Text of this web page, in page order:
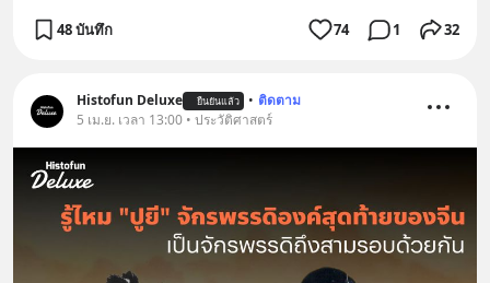
48 บันทึก 74 1 32
Histofun Deluxe ยืนยันแล้ว • ติดตาม
5 เม.ย. เวลา 13:00 • ประวัติศาสตร์